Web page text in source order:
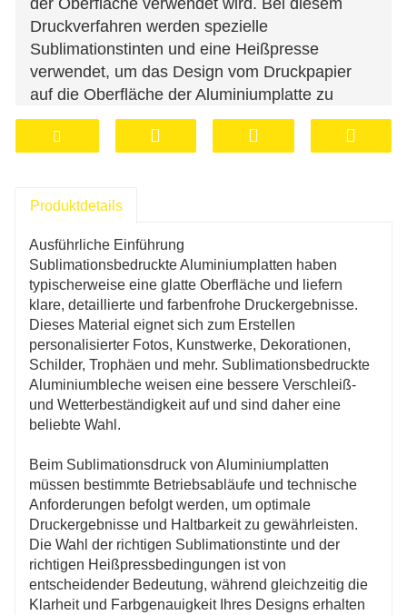
der Oberfläche verwendet wird. Bei diesem
Druckverfahren werden spezielle
Sublimationstinten und eine Heißpresse
verwendet, um das Design vom Druckpapier
auf die Oberfläche der Aluminiumplatte zu
übertragen. Wenn die richtige Temperatur und
der richtige Druck angewendet werden,
langlebiges und präzises Bild entsteht.
Produktdetails
Ausführliche Einführung
Sublimationsbedruckte Aluminiumplatten haben
typischerweise eine glatte Oberfläche und liefern
klare, detaillierte und farbenfrohe Druckergebnisse.
Dieses Material eignet sich zum Erstellen
personalisierter Fotos, Kunstwerke, Dekorationen,
Schilder, Trophäen und mehr. Sublimationsbedruckte
Aluminiumbleche weisen eine bessere Verschleiß-
und Wetterbeständigkeit auf und sind daher eine
beliebte Wahl.
Beim Sublimationsdruck von Aluminiumplatten
müssen bestimmte Betriebsabläufe und technische
Anforderungen befolgt werden, um optimale
Druckergebnisse und Haltbarkeit zu gewährleisten.
Die Wahl der richtigen Sublimationstinte und der
richtigen Heißpressbedingungen ist von
entscheidender Bedeutung, während gleichzeitig die
Klarheit und Farbgenauigkeit Ihres Designs erhalten